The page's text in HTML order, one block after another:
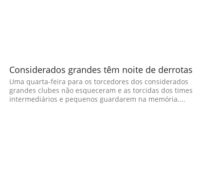
Considerados grandes têm noite de derrotas
Uma quarta-feira para os torcedores dos considerados
grandes clubes não esqueceram e as torcidas dos times
intermediários e pequenos guardarem na memória....